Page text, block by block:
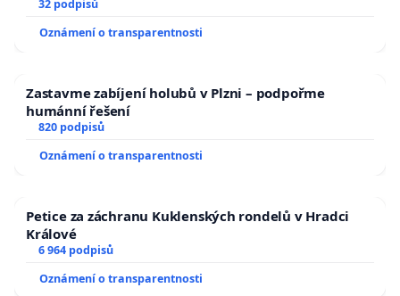
32 podpisů
Oznámení o transparentnosti
Zastavme zabíjení holubů v Plzni – podpořme
humánní řešení
820 podpisů
Oznámení o transparentnosti
Petice za záchranu Kuklenských rondelů v Hradci
Králové
6 964 podpisů
Oznámení o transparentnosti